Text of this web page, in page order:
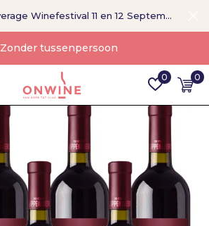
0 0
Zonder tussenpersoon
Nieuw: Not Your Average Winefestival 11 en 12 September >